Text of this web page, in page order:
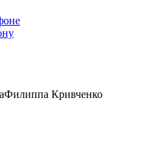
Филиппа Кривченко